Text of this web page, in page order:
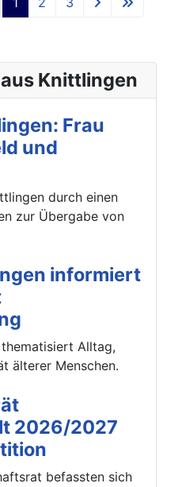
Knittlingen
Frau
und
durch einen
zur Übergabe von
informiert
Alltag,
älterer Menschen.
2026/2027
befassten sich